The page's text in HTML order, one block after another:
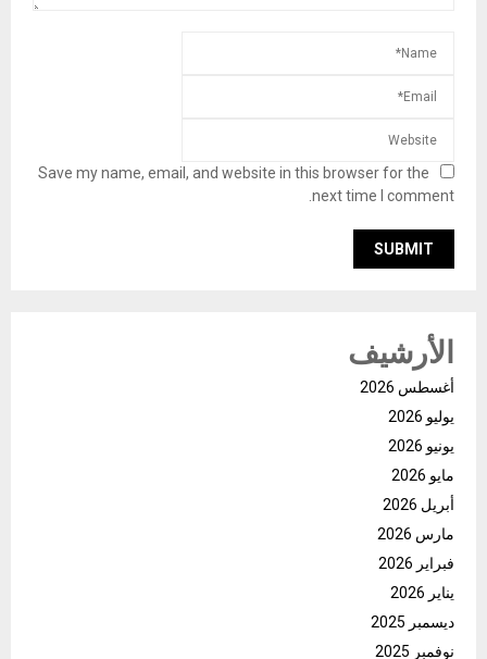
Save my name, email, and website in this browser for the
next time I comment.
الأرشيف
أغسطس 2026
يوليو 2026
يونيو 2026
مايو 2026
أبريل 2026
مارس 2026
فبراير 2026
يناير 2026
ديسمبر 2025
نوفمبر 2025